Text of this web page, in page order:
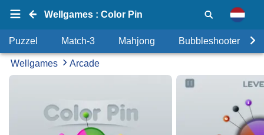
Wellgames : Color Pin
Puzzel Match-3 Mahjong Bubbleshooter
Wellgames Arcade